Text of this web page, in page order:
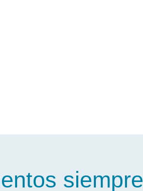
siempre